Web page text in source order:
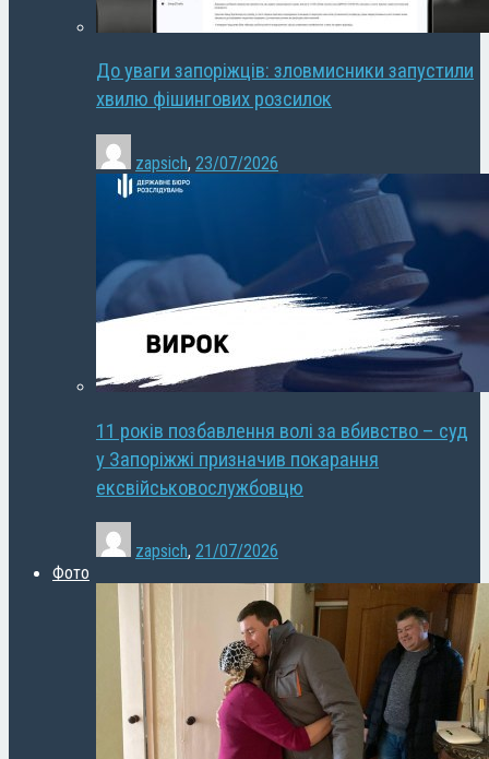
До уваги запоріжців: зловмисники запустили
хвилю фішингових розсилок
zapsich, 23/07/2026
11 років позбавлення волі за вбивство – суд
у Запоріжжі призначив покарання
ексвійськовослужбовцю
zapsich, 21/07/2026
Фото